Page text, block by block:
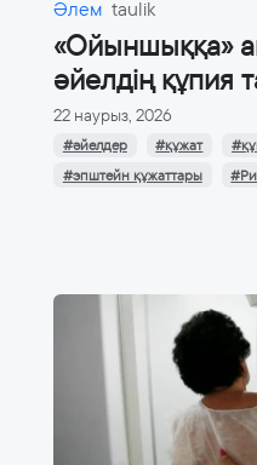
Әлем taulik
«Ойыншыққа»
әйелдің құпия
22 наурыз, 2026
#әйелдер #құжат
#эпштейн құжаттары